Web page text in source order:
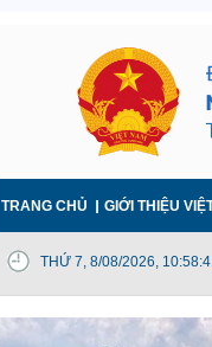
TRANG CHỦ GIỚI THIỆU
HÌNH ẢNH TỪ ĐSQ
THỨ 7, 8/08/2026,